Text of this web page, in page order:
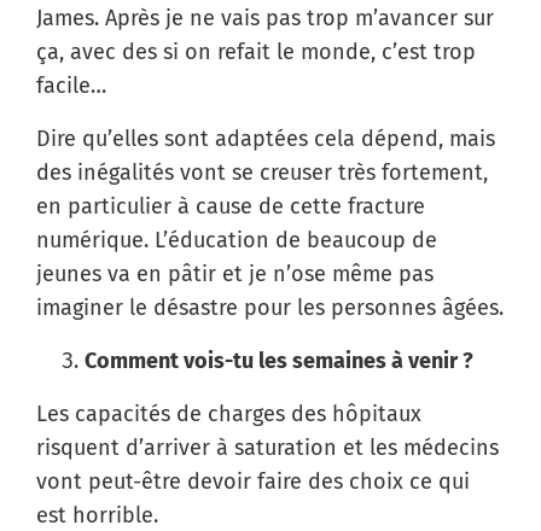
James. Après je ne vais pas trop m’avancer sur
ça, avec des si on refait le monde, c’est trop
facile…
Dire qu’elles sont adaptées cela dépend, mais
des inégalités vont se creuser très fortement,
en particulier à cause de cette fracture
numérique. L’éducation de beaucoup de
jeunes va en pâtir et je n’ose même pas
imaginer le désastre pour les personnes âgées.
Comment vois-tu les semaines à venir ?
Les capacités de charges des hôpitaux
risquent d’arriver à saturation et les médecins
vont peut-être devoir faire des choix ce qui
est horrible.